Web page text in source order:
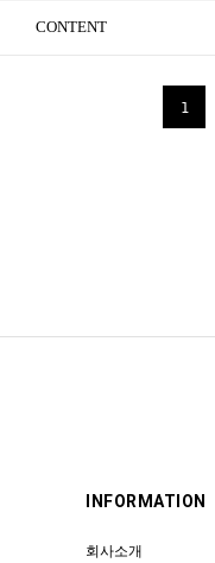
CONTENT
1
INFORMATION
회사소개